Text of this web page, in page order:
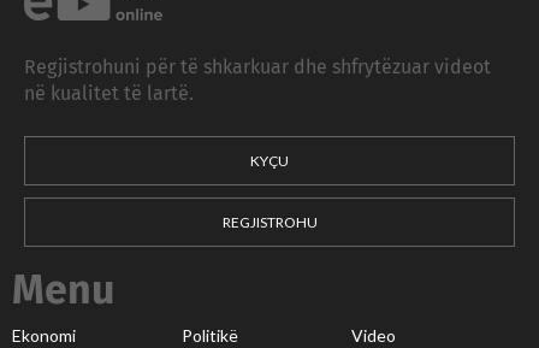
Regjistrohuni për të shkarkuar dhe shfrytëzuar videot
në kualitet të lartë.
KYÇU
REGJISTROHU
Menu
Ekonomi Politikë Video